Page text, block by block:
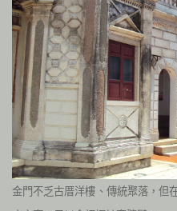
金門不乏古厝洋樓、傳統聚落，但